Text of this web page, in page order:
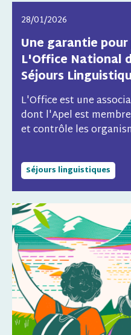
28/01/2026
Une garantie
L'Office National
Séjours
L'Office est une
dont l'Apel est
et contrôle les
Séjours linguistiques